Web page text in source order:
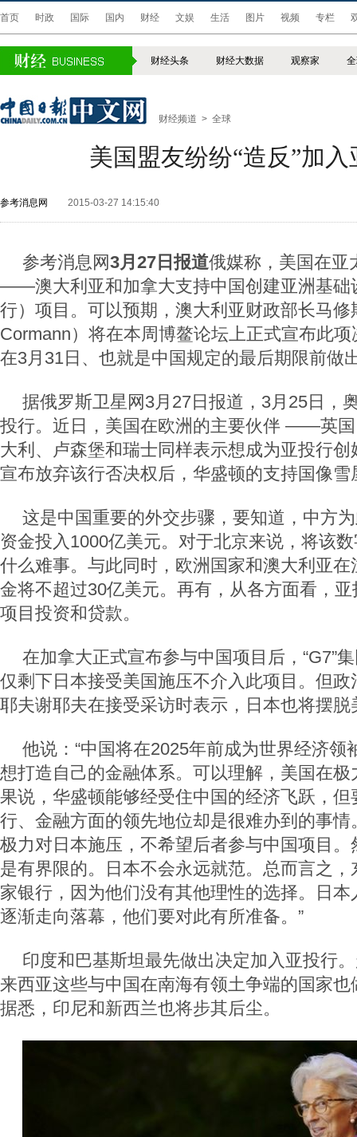
首页 时政 国际 国内 财经 文娱 生活 图片 视频 专栏
财经头条 财经大数据 观察家
财经频道 > 全球
美国盟友纷纷“造反”加入
参考消息网 2015-03-27 14:15:40
参考消息网3月27日报道俄媒称，美国在亚
——澳大利亚和加拿大支持中国创建亚洲基础
行）项目。可以预期，澳大利亚财政部长马修
Cormann）将在本周博鳌论坛上正式宣布此
在3月31日、也就是中国规定的最后期限前做
据俄罗斯卫星网3月27日报道，3月25日，
投行。近日，美国在欧洲的主要伙伴 ——英
大利、卢森堡和瑞士同样表示想成为亚投行
宣布放弃该行否决权后，华盛顿的支持国像雪
这是中国重要的外交步骤，要知道，中方
资金投入1000亿美元。对于北京来说，将该
什么难事。与此同时，欧洲国家和澳大利亚
金将不超过30亿美元。再有，从各方面看，
项目投资和贷款。
在加拿大正式宣布参与中国项目后，“G7”
仅剩下日本接受美国施压不介入此项目。但政
耶夫谢耶夫在接受采访时表示，日本也将摆脱
他说：“中国将在2025年前成为世界经济领
想打造自己的金融体系。可以理解，美国在
果说，华盛顿能够经受住中国的经济飞跃，
行、金融方面的领先地位却是很难办到的事
极力对日本施压，不希望后者参与中国项目
是有界限的。日本不会永远就范。总而言之
家银行，因为他们没有其他理性的选择。日
逐渐走向落幕，他们要对此有所准备。”
印度和巴基斯坦最先做出决定加入亚投行
来西亚这些与中国在南海有领土争端的国家
据悉，印尼和新西兰也将步其后尘。